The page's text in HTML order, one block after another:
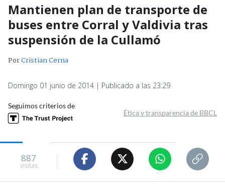
Mantienen plan de transporte de
buses entre Corral y Valdivia tras
suspensión de la Cullamó
PorCristian Cerna
Domingo 01 junio de 2014 | Publicado a las 23:29
Seguimos criterios de
Ética y transparencia de BBCL
887
visitas